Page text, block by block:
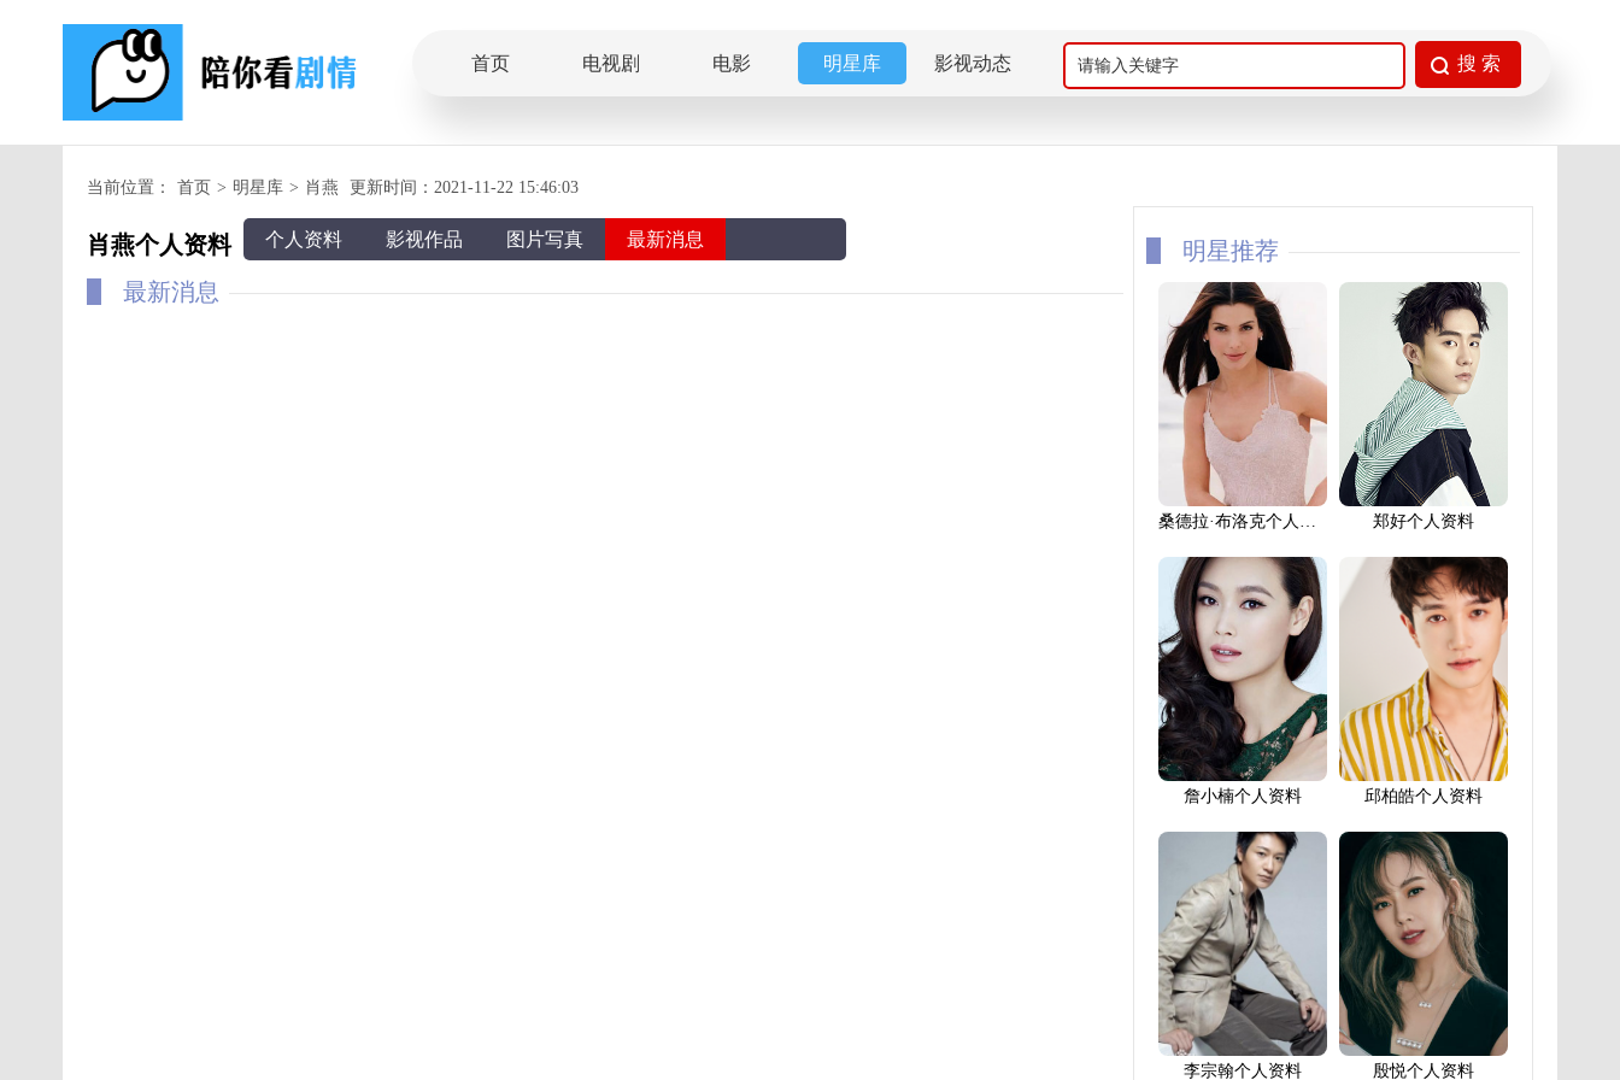
首页 电视剧 电影 明星库 影视动态
当前位置： 首页 > 明星库 > 肖燕 更新时间：2021-11-22 15:46:03
肖燕个人资料 个人资料 影视作品 图片写真 最新消息
最新消息
明星推荐
桑德拉·布洛克个人资料 郑好个人资料
詹小楠个人资料 邱柏皓个人资料
李宗翰个人资料 殷悦个人资料